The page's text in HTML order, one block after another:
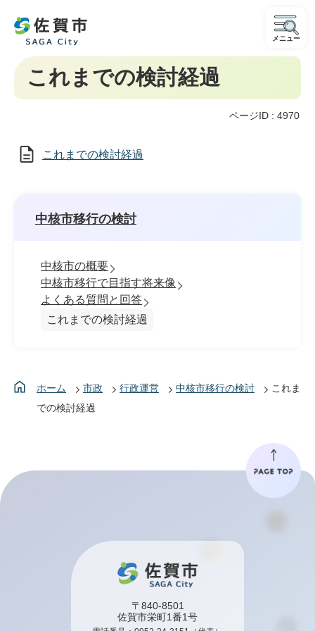
メニュー
これまでの検討経過
ページID : 4970
これまでの検討経過
中核市移行の検討
中核市の概要
中核市移行で目指す将来像
よくある質問と回答
これまでの検討経過
ホーム 市政 行政運営 中核市移行の検討
これま
での検討経過
〒840-8501
佐賀市栄町1番1号